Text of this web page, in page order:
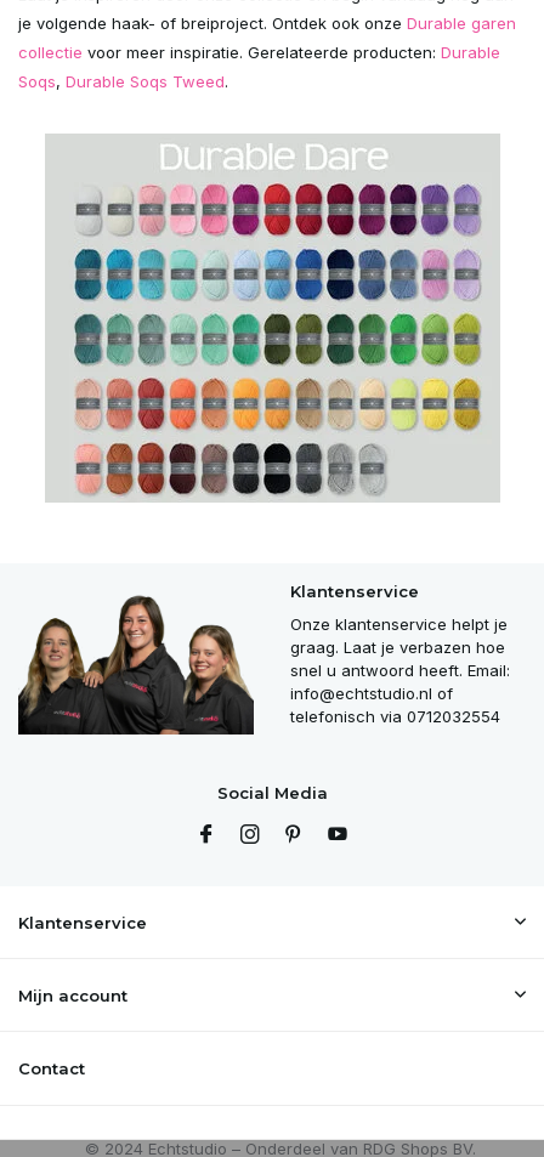
je volgende haak- of breiproject. Ontdek ook onze Durable garen
collectie voor meer inspiratie. Gerelateerde producten: Durable
Soqs, Durable Soqs Tweed.
Klantenservice
Onze klantenservice helpt je
graag. Laat je verbazen hoe
snel u antwoord heeft. Email:
info@echtstudio.nl of
telefonisch via 0712032554
Social Media
Klantenservice
Mijn account
Contact